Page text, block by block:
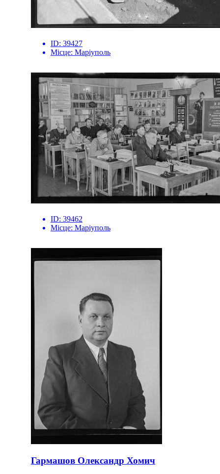
ID: 39427
Місце: Маріуполь
ID: 39462
Місце: Маріуполь
Гармашов Олександр Хомич